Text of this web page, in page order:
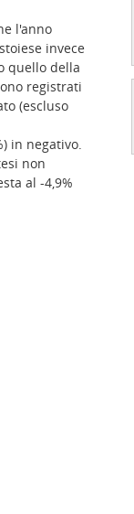
l'anno
invece
quello della
registrati
(escluso
in negativo.
non
al -4,9%